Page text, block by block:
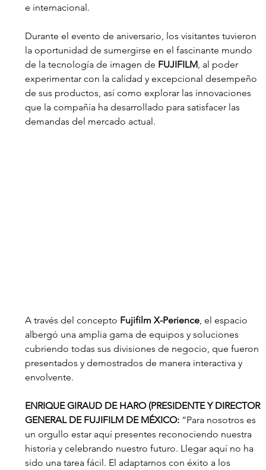
e internacional.
Durante el evento de aniversario, los visitantes tuvieron
la oportunidad de sumergirse en el fascinante mundo
de la tecnología de imagen de FUJIFILM, al poder
experimentar con la calidad y excepcional desempeño
de sus productos, así como explorar las innovaciones
que la compañía ha desarrollado para satisfacer las
demandas del mercado actual.
A través del concepto Fujifilm X-Perience , el espacio
albergó una amplia gama de equipos y soluciones
cubriendo todas sus divisiones de negocio, que fueron
presentados y demostrados de manera interactiva y
envolvente.
ENRIQUE GIRAUD DE HARO (PRESIDENTE Y DIRECTOR
GENERAL DE FUJIFILM DE MÉXICO: “Para nosotros es
un orgullo estar aquí presentes reconociendo nuestra
historia y celebrando nuestro futuro. Llegar aquí no ha
sido una tarea fácil. El adaptarnos con éxito a los